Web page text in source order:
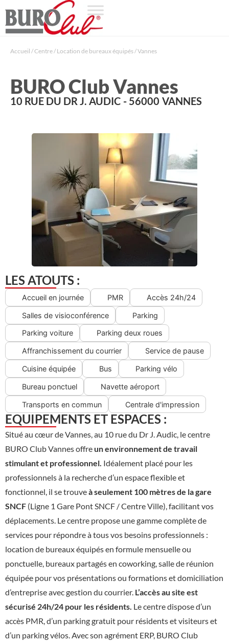
Accueil /Centre/ Location de bureaux équipés/Vannes
BURO Club Vannes
10 RUE DU DR J. AUDIC - 56000 VANNES
LES ATOUTS :
Accueil en journée PMR Accès 24h/24
Salles de visioconférence Parking
Parking voiture Parking deux roues
Affranchissement du courrier Service de pause
Cuisine équipée Bus Parking vélo
Bureau ponctuel Navette aéroport
Transports en commun Centrale d'impression
EQUIPEMENTS ET ESPACES :
Situé au cœur de Vannes, au 10 rue du Dr J. Audic, le centre
BURO Club Vannes offre un environnement de travail
stimulant et professionnel. Idéalement placé pour les
professionnels à la recherche d’un espace flexible et
fonctionnel, il se trouveà seulement 100 mètres de la gare
SNCF (Ligne 1 Gare Pont SNCF / Centre Ville), facilitant vos
déplacements. Le centre propose une gamme complète de
services pour répondre à tous vos besoins professionnels :
location de bureaux équipés en formule mensuelle ou
ponctuelle, bureaux partagés en coworking, salle de réunion
équipée pour vos présentations ou formations et domiciliation
d’entreprise avec gestion du courrier. L’accès au site est
sécurisé 24h/24 pour les résidents. Le centre dispose d’un
accès PMR, d’un parking gratuit pour résidents et visiteurs et
d’un parking vélos. Avec son agrément ERP, BURO Club